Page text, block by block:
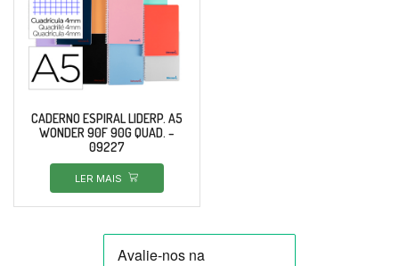
CADERNO ESPIRAL LIDERP. A5
WONDER 90F 90G QUAD. –
09227
LER MAIS